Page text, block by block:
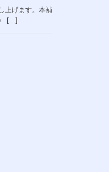
上げます。本補
[…]